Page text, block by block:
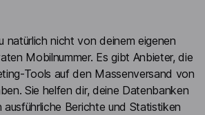
natürlich nicht von deinem eigenen
Mobilnummer. Es gibt Anbieter, die
Tools auf den Massenversand von
Sie helfen dir, deine Datenbanken
ausführliche Berichte und Statistiken